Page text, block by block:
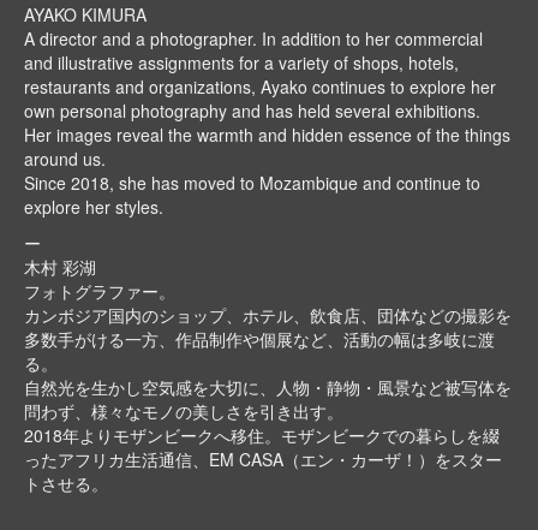
AYAKO KIMURA
A director and a photographer. In addition to her commercial
and illustrative assignments for a variety of shops, hotels,
restaurants and organizations, Ayako continues to explore her
own personal photography and has held several exhibitions.
Her images reveal the warmth and hidden essence of the things
around us.
Since 2018, she has moved to Mozambique and continue to
explore her styles.
ー
木村 彩湖
フォトグラファー。
カンボジア国内のショップ、ホテル、飲食店、団体などの撮影を
多数手がける一方、作品制作や個展など、活動の幅は多岐に渡
る。
自然光を生かし空気感を大切に、人物・静物・風景など被写体を
問わず、様々なモノの美しさを引き出す。
2018年よりモザンビークへ移住。モザンビークでの暮らしを綴
ったアフリカ生活通信、EM CASA（エン・カーザ！）をスター
トさせる。